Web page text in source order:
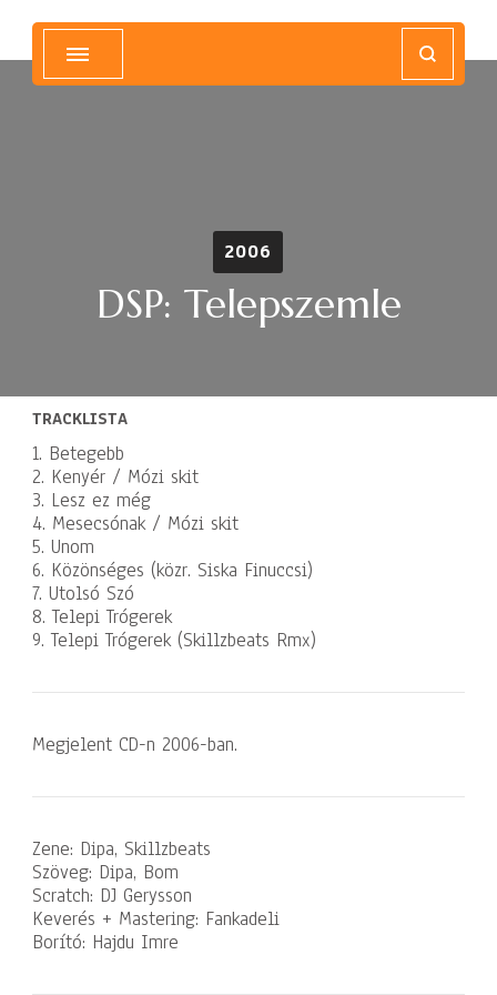
2006
DSP: Telepszemle
TRACKLISTA
1. Betegebb
2. Kenyér / Mózi skit
3. Lesz ez még
4. Mesecsónak / Mózi skit
5. Unom
6. Közönséges (közr. Siska Finuccsi)
7. Utolsó Szó
8. Telepi Trógerek
9. Telepi Trógerek (Skillzbeats Rmx)
Megjelent CD-n 2006-ban.
Zene: Dipa, Skillzbeats
Szöveg: Dipa, Bom
Scratch: DJ Gerysson
Keverés + Mastering: Fankadeli
Borító: Hajdu Imre